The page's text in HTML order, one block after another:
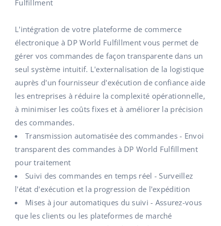
Gestion logistique
Automatisation des flux
Base Connect
Produits pour enfants
Électronique
Pièces automobiles
Supermarché
Santé et beauté
La mode
Aide
Académie
Blog
Services
Audit des comptes
Autres
Calculateur de gains
Collaborations et partenaires
Contact
english (GB)
english (IN)
čeština
deutsch
Ελληνικά
español (AR)
español (MX)
Français
Italiano
Fulfillment
L'intégration de votre plateforme de commerce
électronique à DP World Fulfillment vous permet de
gérer vos commandes de façon transparente dans un
seul système intuitif. L'externalisation de la logistique
auprès d'un fournisseur d'exécution de confiance aide
les entreprises à réduire la complexité opérationnelle,
à minimiser les coûts fixes et à améliorer la précision
des commandes.
Transmission automatisée des commandes - Envoi
transparent des commandes à DP World Fulfillment
pour traitement
Suivi des commandes en temps réel - Surveillez
l'état d'exécution et la progression de l'expédition
Mises à jour automatiques du suivi - Assurez-vous
que les clients ou les plateformes de marché